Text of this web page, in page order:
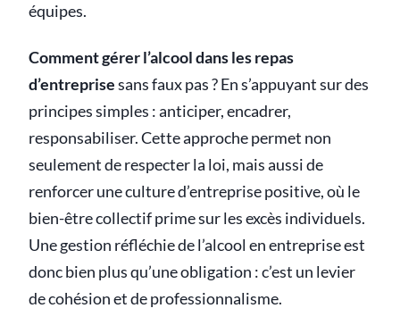
équipes.
Comment gérer l’alcool dans les repas
d’entreprisesans faux pas ? En s’appuyant sur des
principes simples : anticiper, encadrer,
responsabiliser. Cette approche permet non
seulement de respecter la loi, mais aussi de
renforcer une culture d’entreprise positive, où le
bien-être collectif prime sur les excès individuels.
Une gestion réfléchie de l’alcool en entreprise est
donc bien plus qu’une obligation : c’est un levier
de cohésion et de professionnalisme.